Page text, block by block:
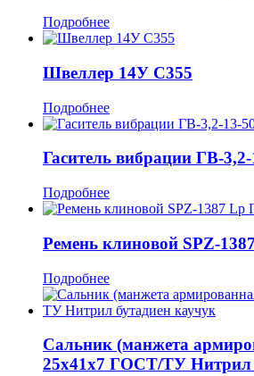
Подробнее
Швеллер 14У С355
Подробнее
Гаситель вибрации ГВ-
Подробнее
Ремень клиновой SPZ-
Подробнее
Сальник (манжета
25x41x7 ГОСТ/ТУ Нитрил